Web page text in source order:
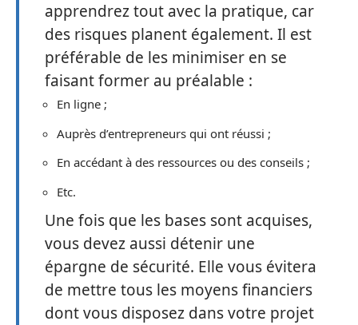
apprendrez tout avec la pratique, car
des risques planent également. Il est
préférable de les minimiser en se
faisant former au préalable :
En ligne ;
Auprès d’entrepreneurs qui ont réussi ;
En accédant à des ressources ou des conseils ;
Etc.
Une fois que les bases sont acquises,
vous devez aussi détenir une
épargne de sécurité. Elle vous évitera
de mettre tous les moyens financiers
dont vous disposez dans votre projet